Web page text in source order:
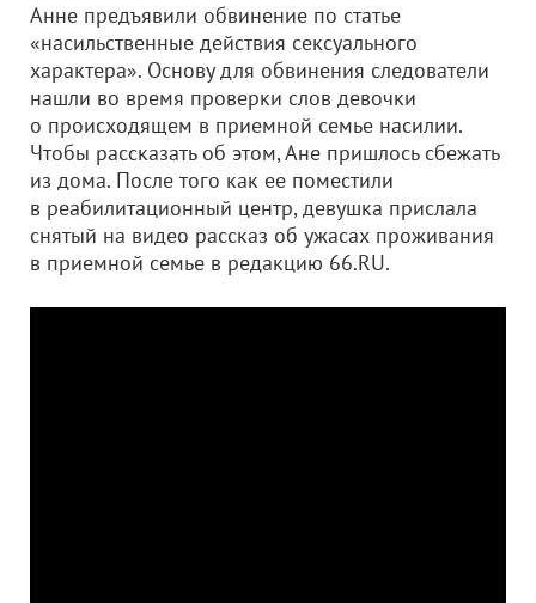
Анне предъявили обвинение по статье
«насильственные действия сексуального
характера». Основу для обвинения следователи
нашли во время проверки слов девочки
о происходящем в приемной семье насилии.
Чтобы рассказать об этом, Ане пришлось сбежать
из дома. После того как ее поместили
в реабилитационный центр, девушка прислала
снятый на видео рассказ об ужасах проживания
в приемной семье в редакцию 66.RU.